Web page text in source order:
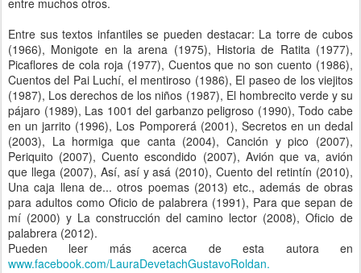
entre muchos otros.
Entre sus textos infantiles se pueden destacar: La torre de cubos
(1966), Monigote en la arena (1975), Historia de Ratita (1977),
Picaflores de cola roja (1977), Cuentos que no son cuento (1986),
Cuentos del Pai Luchí, el mentiroso (1986), El paseo de los viejitos
(1987), Los derechos de los niños (1987), El hombrecito verde y su
pájaro (1989), Las 1001 del garbanzo peligroso (1990), Todo cabe
en un jarrito (1996), Los Pomporerá (2001), Secretos en un dedal
(2003), La hormiga que canta (2004), Canción y pico (2007),
Periquito (2007), Cuento escondido (2007), Avión que va, avión
que llega (2007), Así, así y asá (2010), Cuento del retintín (2010),
Una caja llena de... otros poemas (2013) etc., además de obras
para adultos como Oficio de palabrera (1991), Para que sepan de
mí (2000) y La construcción del camino lector (2008), Oficio de
palabrera (2012).
Pueden leer más acerca de esta autora en
www.facebook.com/LauraDevetachGustavoRoldan.